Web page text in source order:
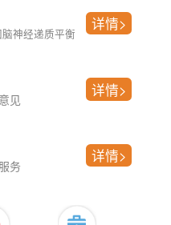
神经递质平衡
详情>
见
详情>
务
详情>